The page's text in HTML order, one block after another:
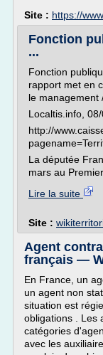
Site : https://
Fonction
...
Fonction
rapport met en
le management
Localtis.info,
http://
La députée
mars au
Lire la suite
Site :
Agent
français —
En France, un
un agent non
situation est
obligations . Les
catégories
avec les